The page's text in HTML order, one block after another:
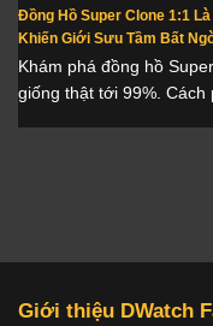
Đồng Hồ Super Clone 1:1
Khiến Giới Sưu Tầm Bất
Khám phá đồng hồ
giống thật tới 99%. Cách
Giới thiệu DWatch